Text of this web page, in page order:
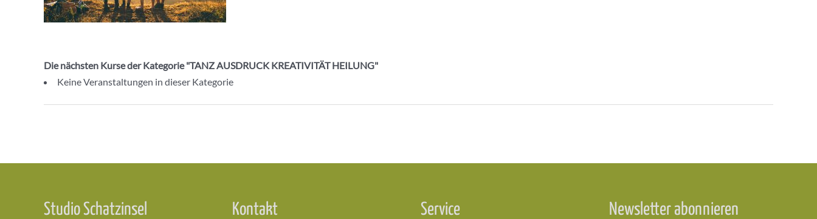
Die nächsten Kurse der Kategorie "TANZ AUSDRUCK KREATIVITÄT HEILUNG"
Keine Veranstaltungen in dieser Kategorie
Studio Schatzinsel Kontakt Service Newsletter abonnieren